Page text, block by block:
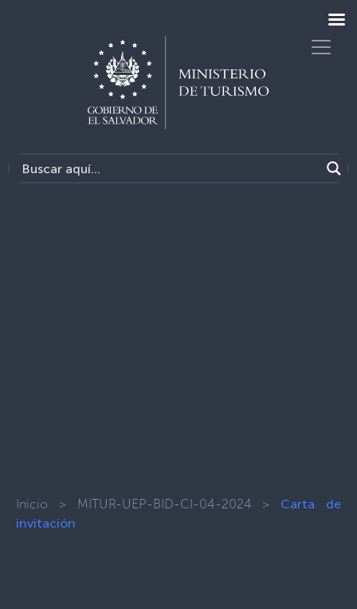
Inicio > MITUR-UEP-BID-CI-04-2024 > Carta de
invitación